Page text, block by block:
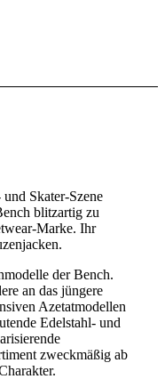
Skater-Szene
blitzartig zu
Marke. Ihr
der Bench.
an das jüngere
Azetatmodellen
Edelstahl- und
zweckmäßig ab